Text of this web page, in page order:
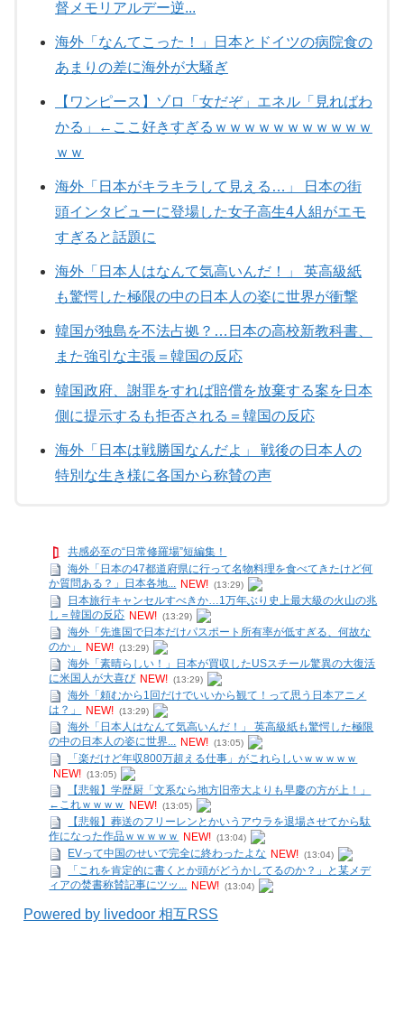
督メモリアルデー逆...
海外「なんてこった！」日本とドイツの病院食の
あまりの差に海外が大騒ぎ
【ワンピース】ゾロ「女だぞ」エネル「見ればわ
かる」←ここ好きすぎるｗｗｗｗｗｗｗｗｗｗｗ
ｗｗ
海外「日本がキラキラして見える…」 日本の街
頭インタビューに登場した女子高生4人組がエモ
すぎると話題に
海外「日本人はなんて気高いんだ！」 英高級紙
も驚愕した極限の中の日本人の姿に世界が衝撃
韓国が独島を不法占拠？…日本の高校新教科書、
また強引な主張＝韓国の反応
韓国政府、謝罪をすれば賠償を放棄する案を日本
側に提示するも拒否される＝韓国の反応
海外「日本は戦勝国なんだよ」 戦後の日本人の
特別な生き様に各国から称賛の声
共感必至の“日常修羅場”短編集！
海外「日本の47都道府県に行って名物料理を食べてきたけど何
か質問ある？」日本各地... NEW! (13:29)
日本旅行キャンセルすべきか…1万年ぶり史上最大級の火山の兆
し＝韓国の反応 NEW! (13:29)
海外「先進国で日本だけパスポート所有率が低すぎる、何故な
のか」
NEW! (13:29)
海外「素晴らしい！」日本が買収したUSスチール驚異の大復活
に米国人が大喜び NEW! (13:29)
海外「頼むから1回だけでいいから観て！って思う日本アニメ
は？」
NEW! (13:29)
海外「日本人はなんて気高いんだ！」 英高級紙も驚愕した極限
の中の日本人の姿に世界... NEW! (13:05)
「楽だけど年収800万超える仕事」がこれらしいｗｗｗｗｗ
NEW! (13:05)
【悲報】学歴厨「文系なら地方旧帝大よりも早慶の方が上！」
←これｗｗｗｗ NEW! (13:05)
【悲報】葬送のフリーレンとかいうアウラを退場させてから駄
作になった作品ｗｗｗｗｗ NEW! (13:04)
EVって中国のせいで完全に終わったよな NEW! (13:04)
「これを肯定的に書くとか頭がどうかしてるのか？」と某メデ
ィアの焚書称賛記事にツッ... NEW! (13:04)
Powered by livedoor 相互RSS